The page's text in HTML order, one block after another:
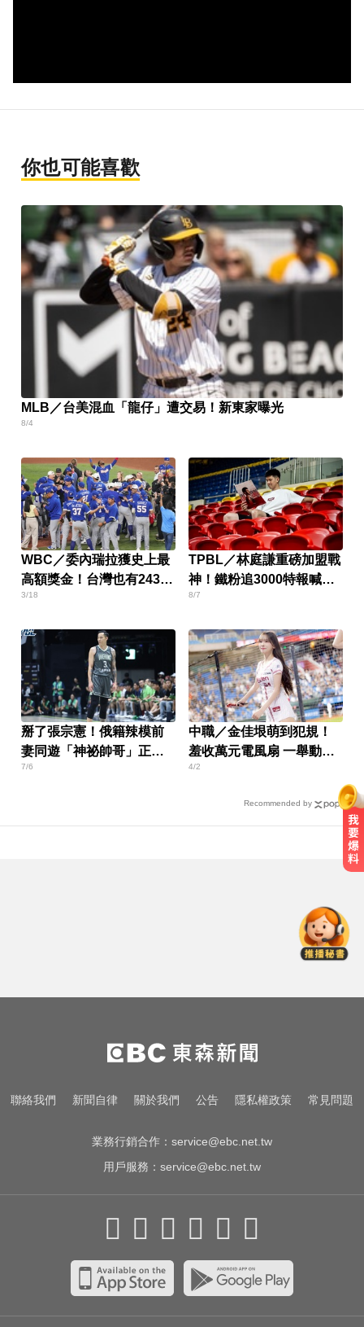
你也可能喜歡
MLB／台美混血「龍仔」遭交易！新東家曝光
8/4
WBC／委內瑞拉獲史上最
高額獎金！台灣也有2437
萬元
3/18
TPBL／林庭謙重磅加盟戰
神！鐵粉追3000特報喊：
不加班了
8/7
掰了張宗憲！俄籍辣模前
妻同遊「神祕帥哥」正面
曝光
7/6
中職／金佳垠萌到犯規！
羞收萬元電風扇 一舉動秒
圈粉
4/2
Recommended by
五峰「8校停課」
台指期夜盤狂飆736點 專家揭反彈
契機上看48000點
白海豚撲日災情不斷！4.5萬民眾避
聯絡我們 新聞自律 關於我們 公告 隱私權政策 常見問題
業務行銷合作： service@ebc.net.tw
用戶服務： service@ebc.net.tw